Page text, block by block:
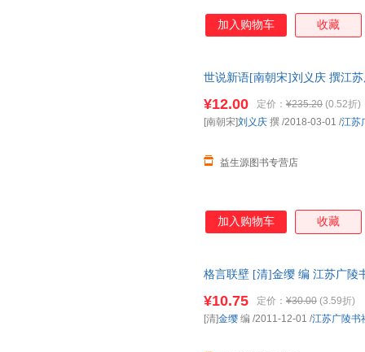
加入购物车 收藏
世说新语[南朝宋]刘义庆 撰江苏
¥12.00 定价： ¥235.20 (0.52折)
益生源图书专营店
[南朝宋]刘义庆 撰 /2018-03-01 /江苏
加入购物车 收藏
格言联壁 [清]金缨 编 江苏广陵
¥10.75 定价： ¥30.00 (3.59折)
[清]金缨 编 /2011-12-01 /江苏广陵书